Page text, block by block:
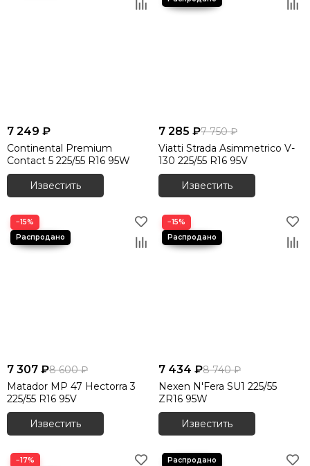
7 249 ₽
Continental Premium
Contact 5 225/55 R16 95W
Известить
7 285 ₽7 750 ₽
Viatti Strada Asimmetrico V-
130 225/55 R16 95V
Известить
−15%
7 307 ₽8 600 ₽
Matador MP 47 Hectorra 3
225/55 R16 95V
Известить
−15%
7 434 ₽8 740 ₽
Nexen N'Fera SU1 225/55
ZR16 95W
Известить
−17%